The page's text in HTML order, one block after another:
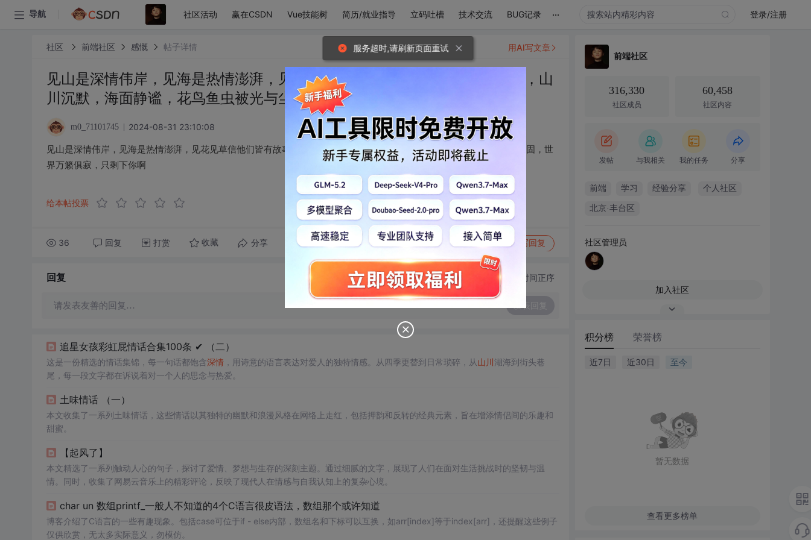
导航 社区活动 赢在CSDN Vue技能树 简历/就业指导 立码吐槽 技术交流 BUG记录 ... 登录/注册
社区 前端社区 感慨 帖子详情
见山是深情伟岸，见海是热情澎湃，见花见草信他们皆有故事，唯独见了你，山
川沉默，海面静谧，花鸟鱼虫被光与尘凝固，世界万籁俱寂，只剩下你啊
m0_71101745 2024-08-31 23:10:08
见山是深情伟岸，见海是热情澎湃，见花见草信他们皆有故事，唯独见了你，山川沉默，海面静谧，花鸟鱼虫被光与尘凝固，世
界万籁俱寂，只剩下你啊
给本帖投票
36 回复 打赏 收藏 分享 转发到动态 举报 写回复
用AI写文章
回复 切换为时间正序
请发表友善的回复…
追星女孩彩虹屁情话合集100条 ✔︎ （二）
这是一份精选的情话集锦，每一句话都饱含深情，用诗意的语言表达对爱人的独特情感。从四季更替到日常琐碎，从山川湖海到街头巷
尾，每一段文字都在诉说着对一个人的思念与热爱。
土味情话 （一）
本文收集了一系列土味情话，这些情话以其独特的幽默和浪漫风格在网络上走红，包括押韵和反转的经典元素，旨在增添情侣间的乐趣和
甜蜜。
【起风了】
本文精选了一系列触动人心的句子，探讨了爱情、梦想与生存的深刻主题。通过细腻的文字，展现了人们在面对生活挑战时的坚韧与温
情。同时，收集了网易云音乐上的精彩评论，反映了现代人在情感与自我认知上的复杂心境。
char un 数组printf_一般人不知道的4个C语言很皮语法，数组那个或许知道
博客介绍了C语言的一些有趣现象。包括case可位于if - else内部，数组名和下标可以互换，如arr[index]等于index[arr]，还提醒这些例子
仅供欣赏，无太多实际意义，勿模仿。
前端社区
316,330
社区成员
60,458
社区内容
发帖 与我相关 我的任务 分享
前端 学习 经验分享 个人社区
北京·丰台区
社区管理员
加入社区
积分榜 荣誉榜
近7日 近30日 至今
暂无数据
查看更多榜单
服务超时,请刷新页面重试